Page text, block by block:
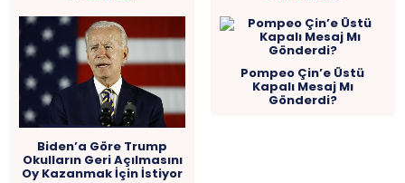
Biden’a Göre Trump
Okulların Geri Açılmasını
Oy Kazanmak İçin İstiyor
Pompeo Çin’e Üstü
Kapalı Mesaj Mı
Gönderdi?